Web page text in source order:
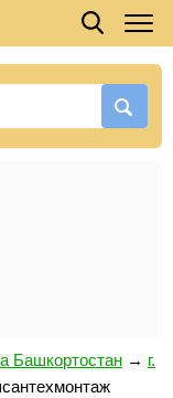
Башкортостан → г.